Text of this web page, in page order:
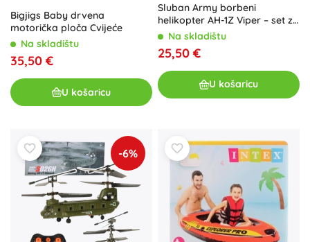
Bigjigs Baby drvena
motorička ploča Cvijeće
Na skladištu
35,50 €
U košaricu
Sluban Army borbeni
helikopter AH-1Z Viper – set za
slaganje od 482 dijela
Na skladištu
25,50 €
U košaricu
-6%